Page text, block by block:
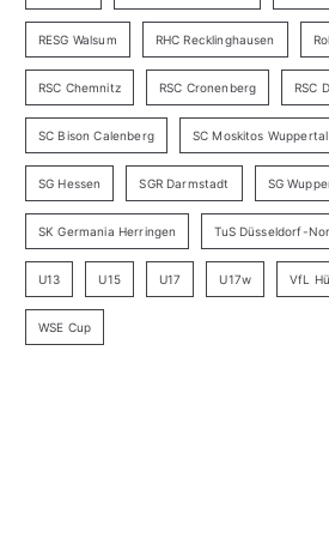
RESG Walsum RHC Recklinghausen
RSC Chemnitz RSC Cronenberg RSC
SC Bison Calenberg SC Moskitos Wuppertal
SG Hessen SGR Darmstadt SG
SK Germania Herringen TuS Düsseldorf-
U13 U15 U17 U17w VfL
WSE Cup